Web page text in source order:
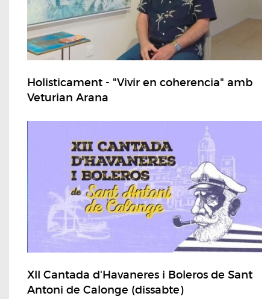
Holisticament - "Vivir en coherencia" amb
Veturian Arana
XII Cantada d'Havaneres i Boleros de Sant
Antoni de Calonge (dissabte)